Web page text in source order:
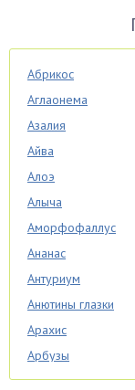
Абрикос
Аглаонема
Азалия
Айва
Алоэ
Алыча
Аморфофаллус
Ананас
Антуриум
Анютины глазки
Арахис
Арбузы
Аспарагус